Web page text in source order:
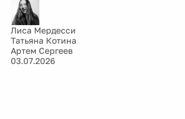
Лиса Мердесси
Татьяна Котина
Артем Сергеев
03.07.2026